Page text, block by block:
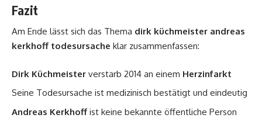
Fazit
Am Ende lässt sich das Thema dirk küchmeister andreas
kerkhoff todesursache klar zusammenfassen:
Dirk Küchmeister verstarb 2014 an einem Herzinfarkt
Seine Todesursache ist medizinisch bestätigt und eindeutig
Andreas Kerkhoff ist keine bekannte öffentliche Person